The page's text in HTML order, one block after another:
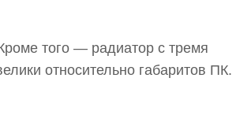
того — радиатор с тремя
относительно габаритов ПК.